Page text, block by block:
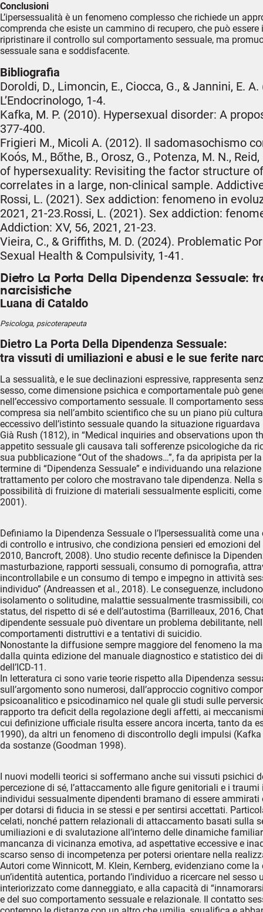
Conclusioni
L’ipersessualità è un fenomeno complesso che richiede un
comprenda che esiste un cammino di recupero, che può
ripristinare il controllo sul comportamento sessuale, ma
sessuale sana e soddisfacente.
Bibliografia
Doroldi, D., Limoncin, E., Ciocca, G., & Jannini, E.
L’Endocrinologo, 1-4.
Kafka, M. P. (2010). Hypersexual disorder: A
377-400.
Frigieri M., Micoli A. (2012). Il sadomasochismo
Koós, M., Bőthe, B., Orosz, G., Potenza, M. N.,
of hypersexuality: Revisiting the factor structure
correlates in a large, non-clinical sample.
Rossi, L. (2021). Sex addiction: fenomeno in
2021, 21-23.Rossi, L. (2021). Sex addiction:
Addiction: XV, 56, 2021, 21-23.
Vieira, C., & Griffiths, M. D. (2024). Problematic
Sexual Health & Compulsivity, 1-41.
Dietro La Porta Della Dipendenza Sessuale:
narcisistiche
Luana di Cataldo
Psicologa, psicoterapeuta
Dietro La Porta Della Dipendenza Sessuale:
tra vissuti di umiliazioni e abusi e le sue ferite
La sessualità, e le sue declinazioni espressive, rappresenta
sesso, come dimensione psichica e comportamentale può
nell’eccessivo comportamento sessuale. Il comportamento
compresa sia nell’ambito scientifico che su un piano più
eccessivo dell’istinto sessuale quando la situazione
Già Rush (1812), in “Medical inquiries and observations upon
appetito sessuale gli causava tali sofferenze psicologiche da
sua pubblicazione “Out of the shadows…”, fa da apripista per
termine di “Dipendenza Sessuale” e individuando una
trattamento per coloro che mostravano tale dipendenza.
possibilità di fruizione di materiali sessualmente espliciti,
2001).
Definiamo la Dipendenza Sessuale o l’Ipersessualità come
di controllo e intrusivo, che condiziona pensieri ed emozioni
2010, Bancroft, 2008). Uno studio recente definisce la
masturbazione, rapporti sessuali, consumo di pornografia,
incontrollabile e un consumo di tempo e impegno in attività
individuo” (Andreassen et al., 2018). Le conseguenze,
isolamento o solitudine, malattie sessualmente trasmissibili,
status, del rispetto di sé e dell’autostima (Barrilleaux, 2016,
dipendente sessuale può diventare un problema debilitante,
comportamenti distruttivi e a tentativi di suicidio.
Nonostante la diffusione sempre maggiore del fenomeno la
dalla quinta edizione del manuale diagnostico e statistico dei
dell’ICD-11.
In letteratura ci sono varie teorie rispetto alla Dipendenza
sull’argomento sono numerosi, dall’approccio cognitivo
psicoanalitico e psicodinamico nel quale gli studi sulle
rapporto tra deficit della regolazione degli affetti, ai
cui definizione ufficiale risulta essere ancora incerta, tanto da
1990), da altri un fenomeno di discontrollo degli impulsi
da sostanze (Goodman 1998).
I nuovi modelli teorici si soffermano anche sui vissuti psichici
percezione di sé, l’attaccamento alle figure genitoriali e i
individui sessualmente dipendenti bramano di essere
per dotarsi di fiducia in se stessi e per sentirsi accettati.
celati, nonché pattern relazionali di attaccamento basati sulla
umiliazioni e di svalutazione all’interno delle dinamiche
mancanza di vicinanza emotiva, ad aspettative eccessive e
scarso senso di incompetenza per potersi orientare nella
Autori come Winnicott, M. Klein, Kernberg, evidenziano come
un’identità autentica, portando l’individuo a ricercare nel
interiorizzato come danneggiato, e alla capacità di
e del suo comportamento sessuale e relazionale. Il contatto